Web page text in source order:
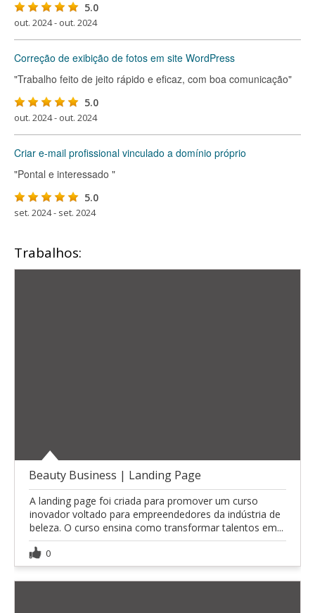
5.0
out. 2024 - out. 2024
Correção de exibição de fotos em site WordPress
"Trabalho feito de jeito rápido e eficaz, com boa comunicação"
5.0
out. 2024 - out. 2024
Criar e-mail profissional vinculado a domínio próprio
"Pontal e interessado "
5.0
set. 2024 - set. 2024
Trabalhos:
Beauty Business | Landing Page
A landing page foi criada para promover um curso
inovador voltado para empreendedores da indústria de
beleza. O curso ensina como transformar talentos em...
0